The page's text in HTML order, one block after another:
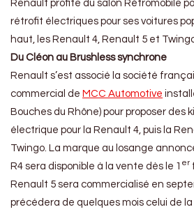
Renault profite du salon Rétromobile
rétrofit électriques pour ses voitures
haut, les Renault 4, Renault 5 et
Du Cléon au Brushless synchrone
Renault s’est associé la société
commercial de MCC Automotive
Bouches du Rhône) pour proposer des
électrique pour la Renault 4, puis la
Twingo. La marque au losange
R4 sera disponible à la vente dès le 1 er
Renault 5 sera commercialisé en
précédera de quelques mois celui de la